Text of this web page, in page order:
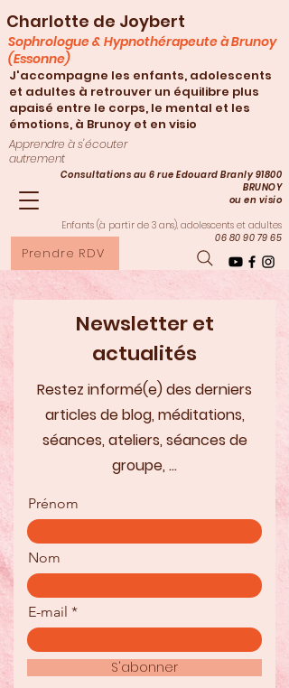
Charlotte de Joybert
Consultations au 6 rue Edouard Branly 91800
BRUNOY
ou en visio
Enfants (à partir de 3 ans), adolescents et adultes
06 80 90 79 65
Apprendre à s'écouter
autrement
Prendre RDV
Sophrologue & Hypnothérapeute à Brunoy
(Essonne)
J'accompagne les enfants, adolescents
et adultes à retrouver un équilibre plus
apaisé entre le corps, le mental et les
émotions, à Brunoy et en visio
Newsletter et
actualités
Restez informé(e) des derniers
articles de blog, méditations,
séances, ateliers, séances de
groupe, ...
Prénom
Nom
E-mail
S'abonner